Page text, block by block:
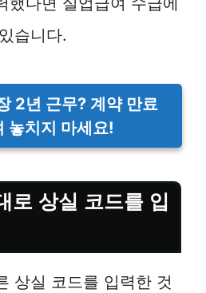
습니다.
2년 근무? 계약 만료
놓치지 마세요!
로 상실 코드를 입
상실 코드를 입력한 것